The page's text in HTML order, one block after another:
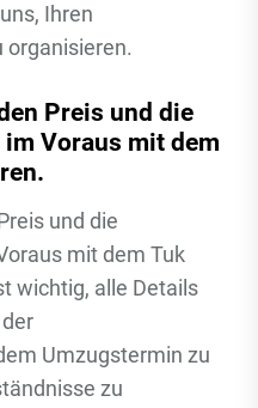
Ihren
Preis und die
Voraus mit dem
und die
mit dem Tuk
wichtig, alle Details
Umzugstermin zu
zu